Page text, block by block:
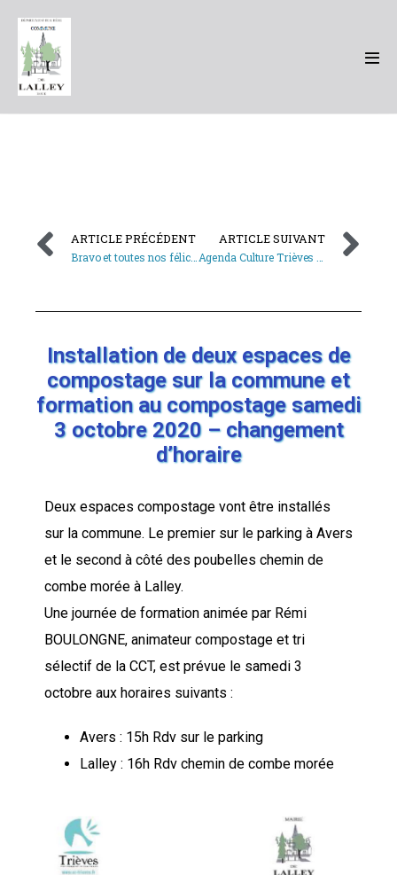
ARTICLE PRÉCÉDENT
Bravo et toutes nos félicitations à Nans PETERS, fils de Marc, vainqueur de la 8ème étape du Tour de France.
ARTICLE SUIVANT
Installation de deux espaces de
compostage sur la commune et
formation au compostage samedi
3 octobre 2020 – changement
d’horaire
Deux espaces compostage vont être installés
sur la commune. Le premier sur le parking à Avers
et le second à côté des poubelles chemin de
combe morée à Lalley.
Une journée de formation animée par Rémi
BOULONGNE, animateur compostage et tri
sélectif de la CCT, est prévue le samedi 3
octobre aux horaires suivants :
Avers : 15h Rdv sur le parking
Lalley : 16h Rdv chemin de combe morée